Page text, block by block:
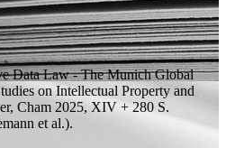
Data Law - The Munich Global
on Intellectual Property and
Cham 2025, XIV + 280 S.
et al.).